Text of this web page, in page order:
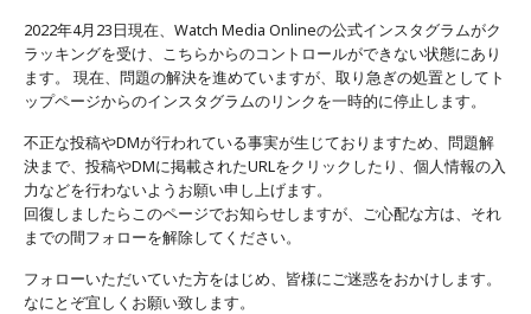
2022年4月23日現在、Watch Media Onlineの公式インスタグラムがク
ラッキングを受け、こちらからのコントロールができない状態にあり
ます。 現在、問題の解決を進めていますが、取り急ぎの処置としてト
ップページからのインスタグラムのリンクを一時的に停止します。
不正な投稿やDMが行われている事実が生じておりますため、問題解
決まで、投稿やDMに掲載されたURLをクリックしたり、個人情報の入
力などを行わないようお願い申し上げます。
回復しましたらこのページでお知らせしますが、ご心配な方は、それ
までの間フォローを解除してください。
フォローいただいていた方をはじめ、皆様にご迷惑をおかけします。
なにとぞ宜しくお願い致します。